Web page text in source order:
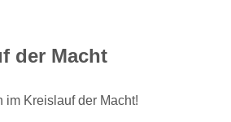
der Macht
im Kreislauf der Macht!